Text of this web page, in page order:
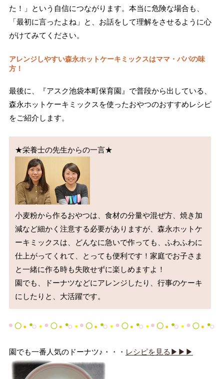
た！」という自信につながります。本当に危険な場合も、
「最初に言ったよね」と、お話をして理解をさせるように心
がけてみてください。
アレンジしやすい森永ホットケーキミックスはママ・パパの味
方！
最後に、『アスク池袋本町保育園』で普段から出している、
森永ホットケーキミックスを使ったおやつのおすすめレシピ
をご紹介します。
小麦粉から作るおやつは、食材の分量や混ぜ方、焼き加
減など細かく注意する必要がありますが、森永ホットケ
ーキミックスは、どんなに急いで作っても、ふわふわに
仕上がってくれて、とっても便利です！家庭でお子さま
と一緒に作る時も失敗せずに楽しめますよ！
園でも、ドーナツなどにアレンジしたり、行事のケーキ
にしたりと、大活躍です。
園でも一番人気のドーナツ♪・・・ レシピを見る▶▶▶